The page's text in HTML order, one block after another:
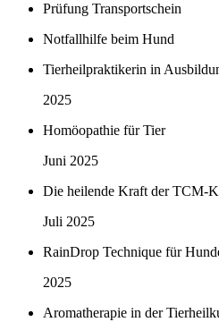
Prüfung Transportschein
Notfallhilfe beim Hund
Tierheilpraktikerin in
2025
Homöopathie für Tier
Juni 2025
Die heilende Kraft der TCM-
Juli 2025
RainDrop Technique für
2025
Aromatherapie in der